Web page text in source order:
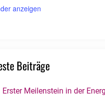
anzeigen
Beiträge
Erster Meilenstein in der